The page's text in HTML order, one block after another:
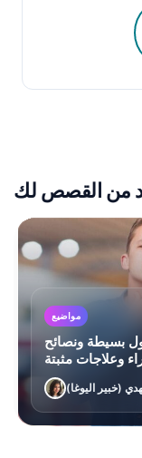
من القصص لك
مواضيع
بسيطة ونصائح
وعلاجات مثبتة
(خبير اليوغا)